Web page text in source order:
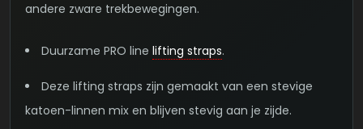
andere zware trekbewegingen.
Duurzame PRO line lifting straps.
Deze lifting straps zijn gemaakt van een stevige
katoen-linnen mix en blijven stevig aan je zijde.